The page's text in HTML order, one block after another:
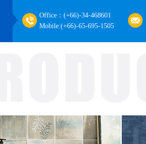
Office： (+66)-34-468601
Mobile:(+66)-65-695-1505